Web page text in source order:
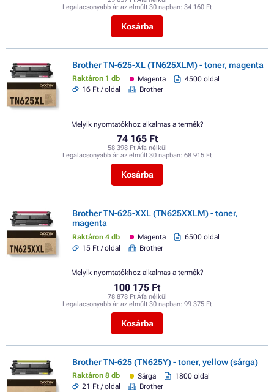
Legalacsonyabb ár az elmúlt 30 napban: 34 160 Ft
Kosárba
Brother TN-625-XL (TN625XLM) - toner, magenta
Raktáron 1 db Magenta
4500 oldal
16 Ft / oldal
Brother
74 165 Ft
58 398 Ft Áfa nélkül
Legalacsonyabb ár az elmúlt 30 napban: 68 915 Ft
Kosárba
Melyik nyomtatókhoz alkalmas a termék?
Brother TN-625-XXL (TN625XXLM) - toner,
magenta
Raktáron 4 db Magenta
6500 oldal
15 Ft / oldal
Brother
100 175 Ft
78 878 Ft Áfa nélkül
Legalacsonyabb ár az elmúlt 30 napban: 99 375 Ft
Kosárba
Melyik nyomtatókhoz alkalmas a termék?
Brother TN-625 (TN625Y) - toner, yellow (sárga)
Raktáron 8 db Sárga
1800 oldal
21 Ft / oldal
Brother